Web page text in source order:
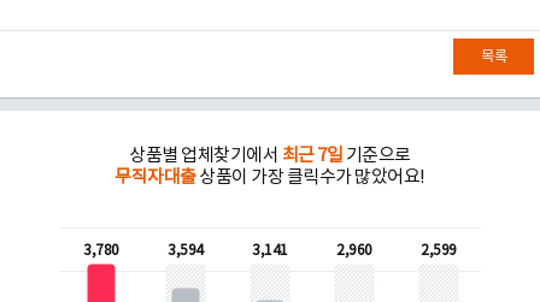
목록
상품별 업체찾기에서 최근 7일 기준으로
무직자대출상품이 가장 클릭수가 많았어요!
3,780 3,594 3,141 2,960 2,599